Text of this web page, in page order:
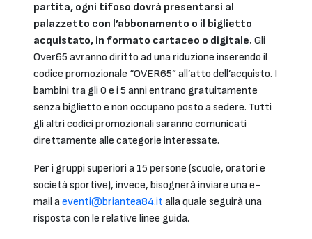
partita, ogni tifoso dovrà presentarsi al
palazzetto con l’abbonamento o il biglietto
acquistato, in formato cartaceo o digitale. Gli
Over65 avranno diritto ad una riduzione inserendo il
codice promozionale “OVER65” all’atto dell’acquisto. I
bambini tra gli 0 e i 5 anni entrano gratuitamente
senza biglietto e non occupano posto a sedere. Tutti
gli altri codici promozionali saranno comunicati
direttamente alle categorie interessate.
Per i gruppi superiori a 15 persone (scuole, oratori e
società sportive), invece, bisognerà inviare una e-
mail aeventi@briantea84.it alla quale seguirà una
risposta con le relative linee guida.